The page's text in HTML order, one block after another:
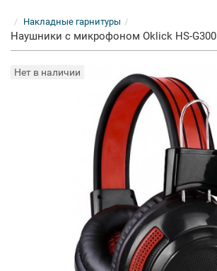
Накладные гарнитуры
Наушники с микрофоном Oklick HS-G300
Нет в наличии